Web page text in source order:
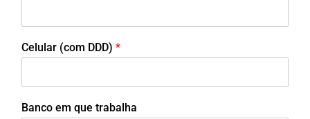
Celular (com DDD) *
Banco em que trabalha